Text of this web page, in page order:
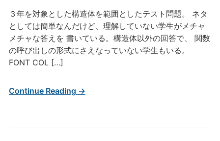
３年を対象とした構造体を範囲としたテスト問題。 ネタ
としては簡単なんだけど、理解していない学生がメチャ
メチャな答えを 書いている。構造体以外の回答で、 関数
の呼び出しの形式にさえなっていない学生もいる。
FONT COL […]
Continue Reading →